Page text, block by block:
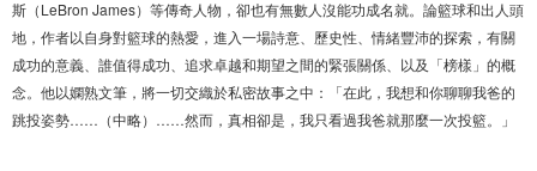
斯（LeBron James）等傳奇人物，卻也有無數人沒能功成名就。論籃球和出人頭
地，作者以自身對籃球的熱愛，進入一場詩意、歷史性、情緒豐沛的探索，有關
成功的意義、誰值得成功、追求卓越和期望之間的緊張關係、以及「榜樣」的概
念。他以嫻熟文筆，將一切交織於私密故事之中：「在此，我想和你聊聊我爸的
跳投姿勢……（中略）……然而，真相卻是，我只看過我爸就那麼一次投籃。」